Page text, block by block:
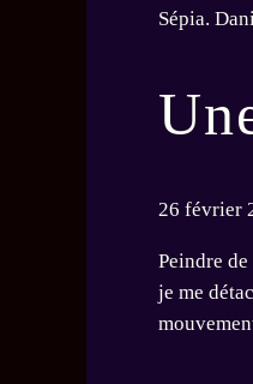
Sépia.
26 février
Peindre
je me